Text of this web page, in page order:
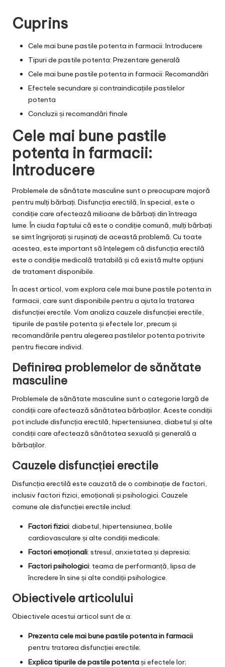
Cuprins
Cele mai bune pastile potenta in farmacii: Introducere
Tipuri de pastile potenta: Prezentare generală
Cele mai bune pastile potenta in farmacii: Recomandări
Efectele secundare și contraindicațiile pastilelor
potenta
Concluzii și recomandări finale
Cele mai bune pastile
potenta in farmacii:
Introducere
Problemele de sănătate masculine sunt o preocupare majoră
pentru mulți bărbați. Disfuncția erectilă, în special, este o
condiție care afectează milioane de bărbați din întreaga
lume. În ciuda faptului că este o condiție comună, mulți bărbați
se simt îngrijorați și rușinați de această problemă. Cu toate
acestea, este important să înțelegem că disfuncția erectilă
este o condiție medicală tratabilă și că există multe opțiuni
de tratament disponibile.
În acest articol, vom explora cele mai bune pastile potenta in
farmacii, care sunt disponibile pentru a ajuta la tratarea
disfuncției erectile. Vom analiza cauzele disfuncției erectile,
tipurile de pastile potenta și efectele lor, precum și
recomandările pentru alegerea pastilelor potenta potrivite
pentru fiecare individ.
Definirea problemelor de sănătate
masculine
Problemele de sănătate masculine sunt o categorie largă de
condiții care afectează sănătatea bărbaților. Aceste condiții
pot include disfuncția erectilă, hipertensiunea, diabetul și alte
condiții care afectează sănătatea sexuală și generală a
bărbaților.
Cauzele disfuncției erectile
Disfuncția erectilă este cauzată de o combinație de factori,
inclusiv factori fizici, emoționali și psihologici. Cauzele
comune ale disfuncției erectile includ:
Factori fizici: diabetul, hipertensiunea, bolile
cardiovasculare și alte condiții medicale;
Factori emoționali: stresul, anxietatea și depresia;
Factori psihologici: teama de performanță, lipsa de
încredere în sine și alte condiții psihologice.
Obiectivele articolului
Obiectivele acestui articol sunt de a:
Prezenta cele mai bune pastile potenta in farmacii
pentru tratarea disfuncției erectile;
Explica tipurile de pastile potentași efectele lor;